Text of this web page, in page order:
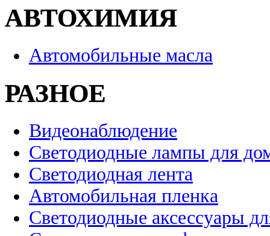
АВТОХИМИЯ
Автомобильные масла
РАЗНОЕ
Видеонаблюдение
Светодиодные лампы для
Светодиодная лента
Автомобильная пленка
Светодиодные аксессуары